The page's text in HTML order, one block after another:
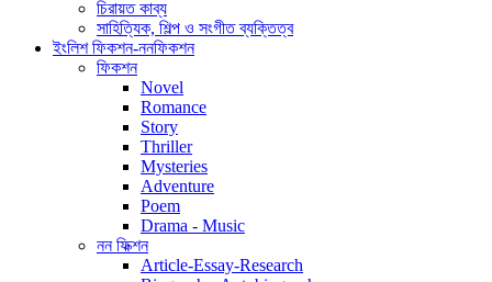
চিরায়ত কাব্য
সাহিত্যিক, শিল্প ও সংগীত ব্যক্তিত্ব
ইংলিশ ফিকশন-ননফিকশন
ফিকশন
Novel
Romance
Story
Thriller
Mysteries
Adventure
Poem
Drama - Music
নন ফিক্শন
Article-Essay-Research